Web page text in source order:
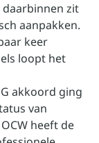
zit
aanpakken.
keer
loopt het
akkoord ging
van
heeft de